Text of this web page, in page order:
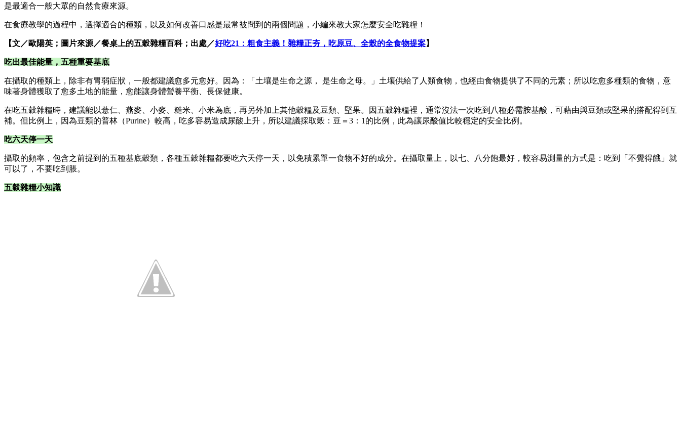
是最適合一般大眾的自然食療來源。
在食療教學的過程中，選擇適合的種類，以及如何改善口感是最常被問到的兩個問題，小編來教大家怎麼安全吃雜糧！
【文／歐陽英；圖片來源／餐桌上的五穀雜糧百科；出處／好吃21：粗食主義！雜糧正夯，吃原豆、全榖的全食物提案】
吃出最佳能量，五種重要基底
在攝取的種類上，除非有胃弱症狀，一般都建議愈多元愈好。因為：「土壤是生命之源， 是生命之母。」土壤供給了人類食物，也經由食物提供了不同的元素；所以吃愈多種類的食物，意
味著身體獲取了愈多土地的能量，愈能讓身體營養平衡、長保健康。
在吃五穀雜糧時，建議能以薏仁、燕麥、小麥、糙米、小米為底，再另外加上其他穀糧及豆類、堅果。因五穀雜糧裡，通常沒法一次吃到八種必需胺基酸，可藉由與豆類或堅果的搭配得到互
補。但比例上，因為豆類的普林（Purine）較高，吃多容易造成尿酸上升，所以建議採取穀：豆＝3：1的比例，此為讓尿酸值比較穩定的安全比例。
吃六天停一天
攝取的頻率，包含之前提到的五種基底穀類，各種五穀雜糧都要吃六天停一天，以免積累單一食物不好的成分。在攝取量上，以七、八分飽最好，較容易測量的方式是：吃到「不覺得餓」就
可以了，不要吃到脹。
五穀雜糧小知識